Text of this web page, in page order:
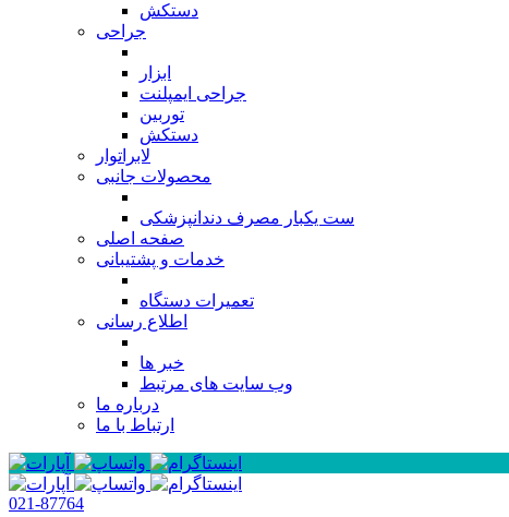
دستکش
جراحی
ابزار
جراحی ایمپلنت
توربین
دستکش
لابراتوار
محصولات جانبی
ست یکبار مصرف دندانپزشکی
صفحه اصلی
خدمات و پشتیبانی
تعمیرات دستگاه
اطلاع رسانی
خبر ها
وب سایت های مرتبط
درباره ما
ارتباط با ما
021-87764